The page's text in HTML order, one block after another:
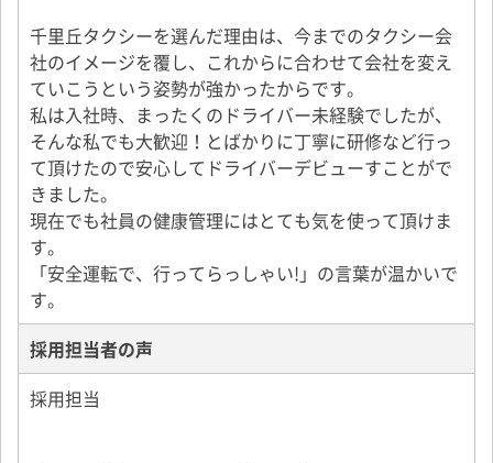
千里丘タクシーを選んだ理由は、今までのタクシー会
社のイメージを覆し、これからに合わせて会社を変え
ていこうという姿勢が強かったからです。
私は入社時、まったくのドライバー未経験でしたが、
そんな私でも大歓迎！とばかりに丁寧に研修など行っ
て頂けたので安心してドライバーデビューすことがで
きました。
現在でも社員の健康管理にはとても気を使って頂けま
す。
「安全運転で、行ってらっしゃい!」の言葉が温かいで
す。
採用担当者の声
採用担当